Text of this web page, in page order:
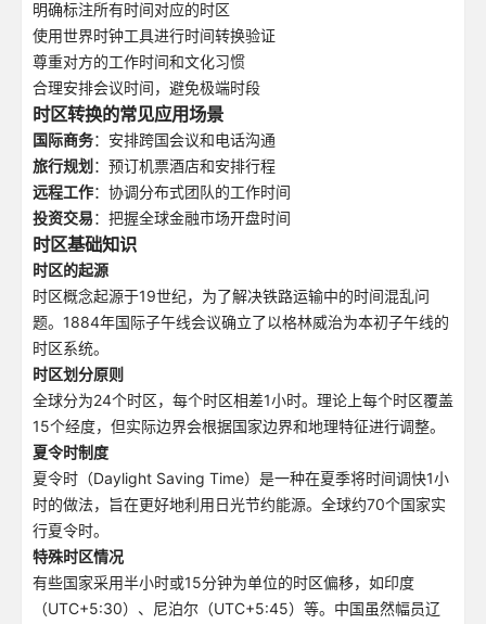
明确标注所有时间对应的时区
使用世界时钟工具进行时间转换验证
尊重对方的工作时间和文化习惯
合理安排会议时间，避免极端时段
时区转换的常见应用场景
国际商务：安排跨国会议和电话沟通
旅行规划 ：预订机票酒店和安排行程
远程工作：协调分布式团队的工作时间
投资交易：把握全球金融市场开盘时间
时区基础知识
时区的起源
时区概念起源于19世纪，为了解决铁路运输中的时间混乱问
题。1884年国际子午线会议确立了以格林威治为本初子午线的
时区系统。
时区划分原则
全球分为24个时区，每个时区相差1小时。理论上每个时区覆盖
15个经度，但实际边界会根据国家边界和地理特征进行调整。
夏令时制度
夏令时（Daylight Saving Time）是一种在夏季将时间调快1小
时的做法，旨在更好地利用日光节约能源。全球约70个国家实
行夏令时。
特殊时区情况
有些国家采用半小时或15分钟为单位的时区偏移，如印度
（UTC+5:30）、尼泊尔（UTC+5:45）等。中国虽然幅员辽